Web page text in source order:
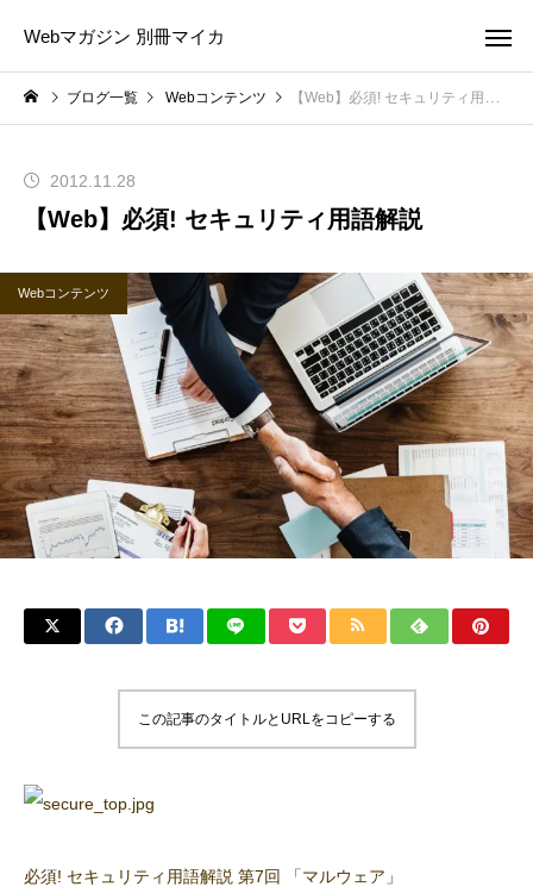
Webマガジン 別冊マイカ
ブログ一覧 Webコンテンツ 【Web】必須! セキュリティ用語解説
2012.11.28
【Web】必須! セキュリティ用語解説
Webコンテンツ
この記事のタイトルとURLをコピーする
必須! セキュリティ用語解説 第7回 「マルウェア」